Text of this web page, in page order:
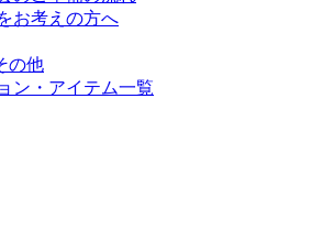
お考えの方へ
の他
ン・アイテム一覧